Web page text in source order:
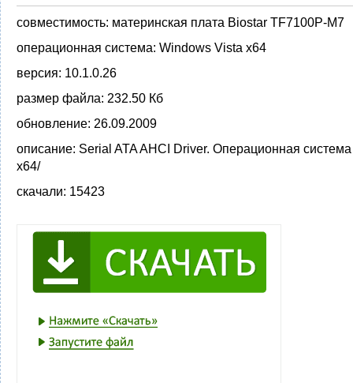
совместимость: материнская плата Biostar TF7100P-M7
операционная система: Windows Vista x64
версия: 10.1.0.26
размер файла: 232.50 Кб
обновление: 26.09.2009
описание: Serial ATA AHCI Driver. Операционная
x64/
скачали: 15423